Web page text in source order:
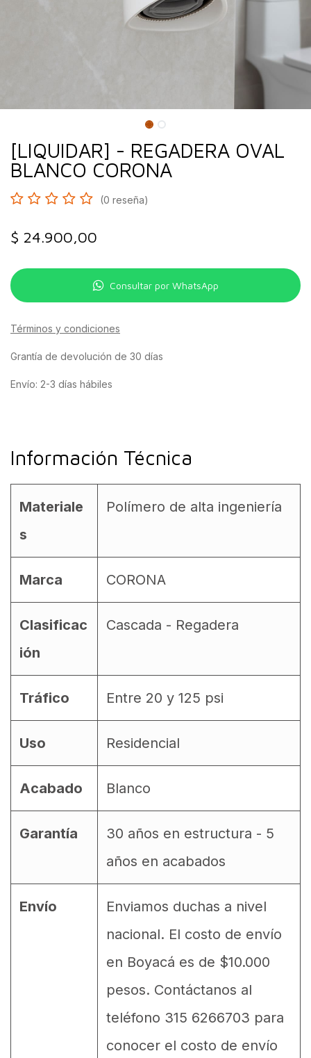
[LIQUIDAR] - REGADERA OVAL
BLANCO CORONA
(0 reseña)
$ 24.900,00
Consultar por WhatsApp
Términos y condiciones
Grantía de devolución de 30 días
Envío: 2-3 días hábiles
Información Técnica
Materiale
s
Polímero de alta ingeniería
Marca CORONA
Clasificac
ión
Cascada - Regadera
Tráfico Entre 20 y 125 psi
Uso Residencial
Acabado Blanco
Garantía
30 años en estructura - 5
años en acabados
Envío
Enviamos duchas a nivel
nacional. El costo de envío
en Boyacá es de $10.000
pesos. Contáctanos al
teléfono 315 6266703 para
conocer el costo de envío